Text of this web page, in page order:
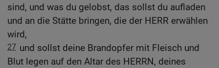
sind, und was du gelobst, das sollst du aufladen
und an die Stätte bringen, die der HERR erwählen
wird,
27 und sollst deine Brandopfer mit Fleisch und
Blut legen auf den Altar des HERRN, deines